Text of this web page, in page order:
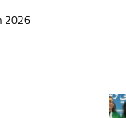
2026